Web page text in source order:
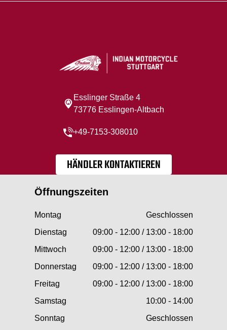
Esslinger Straße 4
73776 Esslingen-Altbach
+49-7153-308010
HÄNDLER KONTAKTIEREN
Öffnungszeiten
Montag
Geschlossen
Dienstag
09:00 - 12:00 / 13:00 - 18:00
Mittwoch
09:00 - 12:00 / 13:00 - 18:00
Donnerstag
09:00 - 12:00 / 13:00 - 18:00
Freitag
09:00 - 12:00 / 13:00 - 18:00
Samstag
10:00 - 14:00
Sonntag
Geschlossen